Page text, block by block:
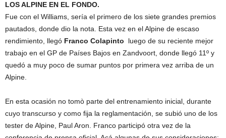
LOS ALPINE EN EL FONDO.
Fue con el Williams, sería el primero de los siete grandes premios
pautados, donde dio la nota. Esta vez en el Alpine de escaso
rendimiento, llegó Franco Colapinto luego de su reciente mejor
trabajo en el GP de Países Bajos en Zandvoort, donde llegó 11º y
quedó a muy poco de sumar puntos por primera vez arriba de un
Alpine.
En esta ocasión no tomò parte del entrenamiento inicial, durante
cuyo transcurso y como fija la reglamentación, se subió uno de los
tester de Alpine, Paul Aron. Franco participó otra vez de la